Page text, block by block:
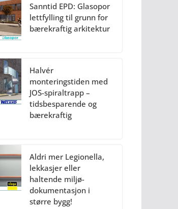
Sanntid EPD: Glasopor
lettfylling til grunn for
bærekraftig arkitektur
Halvér
monteringstiden med
JOS-spiraltrapp –
tidsbesparende og
bærekraftig
Aldri mer Legionella,
lekkasjer eller
haltende miljø-
dokumentasjon i
større bygg!